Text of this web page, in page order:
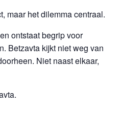
maar het dilemma centraal.
ontstaat begrip voor
Betzavta kijkt niet weg van
Niet naast elkaar,